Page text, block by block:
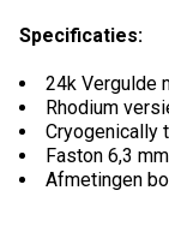
Specificaties:
24k Vergulde
Rhodium
Cryogenically
Faston 6,3
Afmetingen